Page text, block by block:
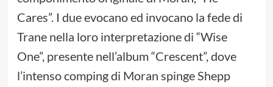
Cares”. I due evocano ed invocano la fede di
Trane nella loro interpretazione di “Wise
One”, presente nell’album “Crescent”, dove
l’intenso comping di Moran spinge Shepp